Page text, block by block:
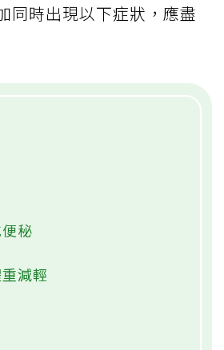
同時出現以下症狀，應盡
秘
減輕